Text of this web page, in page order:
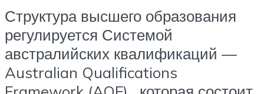
Структура высшего образования
регулируется Системой
австралийских квалификаций —
Australian Qualifications